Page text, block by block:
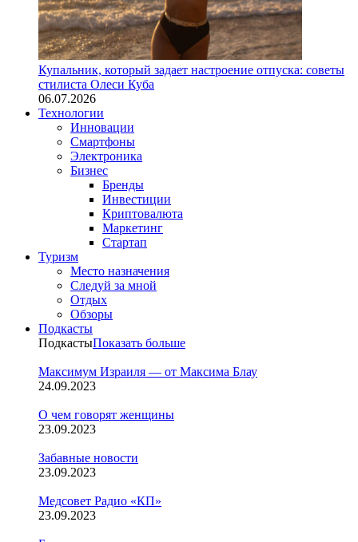
Купальник, который задает настроение отпуска: советы
стилиста Олеси Куба
06.07.2026
Технологии
Инновации
Смартфоны
Электроника
Бизнес
Бренды
Инвестиции
Криптовалюта
Маркетинг
Стартап
Туризм
Место назначения
Следуй за мной
Отдых
Обзоры
Подкасты
ПодкастыПоказать больше
Максимум Израиля — от Максима Блау
24.09.2023
О чем говорят женщины
23.09.2023
Забавные новости
23.09.2023
Медсовет Радио «КП»
23.09.2023